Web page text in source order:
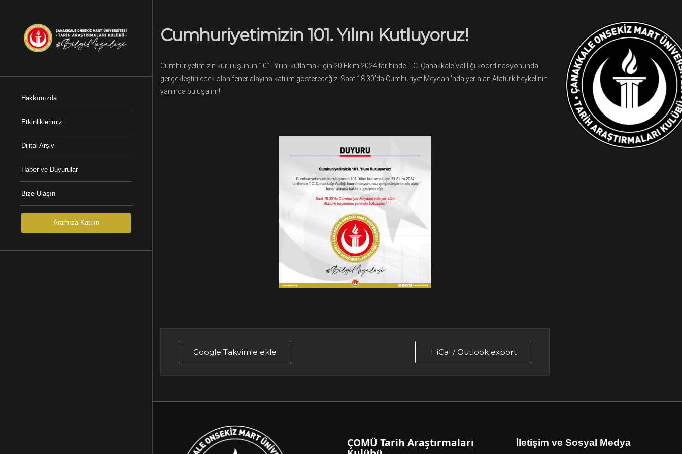
Hakkımızda
Etkinliklerimiz
Dijital Arşiv
Haber ve Duyurular
Bize Ulaşın
Aramıza Katılın
Cumhuriyetimizin 101. Yılını Kutluyoruz!
Cumhuriyetimizin kuruluşunun 101. Yılını kutlamak için 20 Ekim 2024 tarihinde T.C. Çanakkale Valiliği koordinasyonunda
gerçekleştirilecek olan fener alayına katılım göstereceğiz. Saat 18.30’da Cumhuriyet Meydanı’nda yer alan Atatürk heykelinin
yanında buluşalım!
Google Takvim'e ekle + iCal / Outlook export
ÇOMÜ Tarih Araştırmaları İletişim ve Sosyal Medya